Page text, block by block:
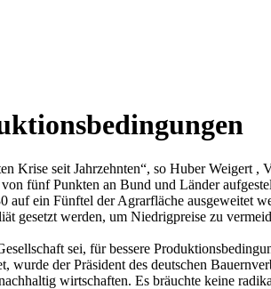
Krise seit Jahrzehnten“, so Huber Weigert ,
fünf Punkten an Bund und Länder
ein Fünftel der Agrarfläche ausgeweitet
gesetzt werden, um Niedrigpreise zu
sei, für bessere
der Präsident des deutschen
wirtschaften. Es bräuchte keine